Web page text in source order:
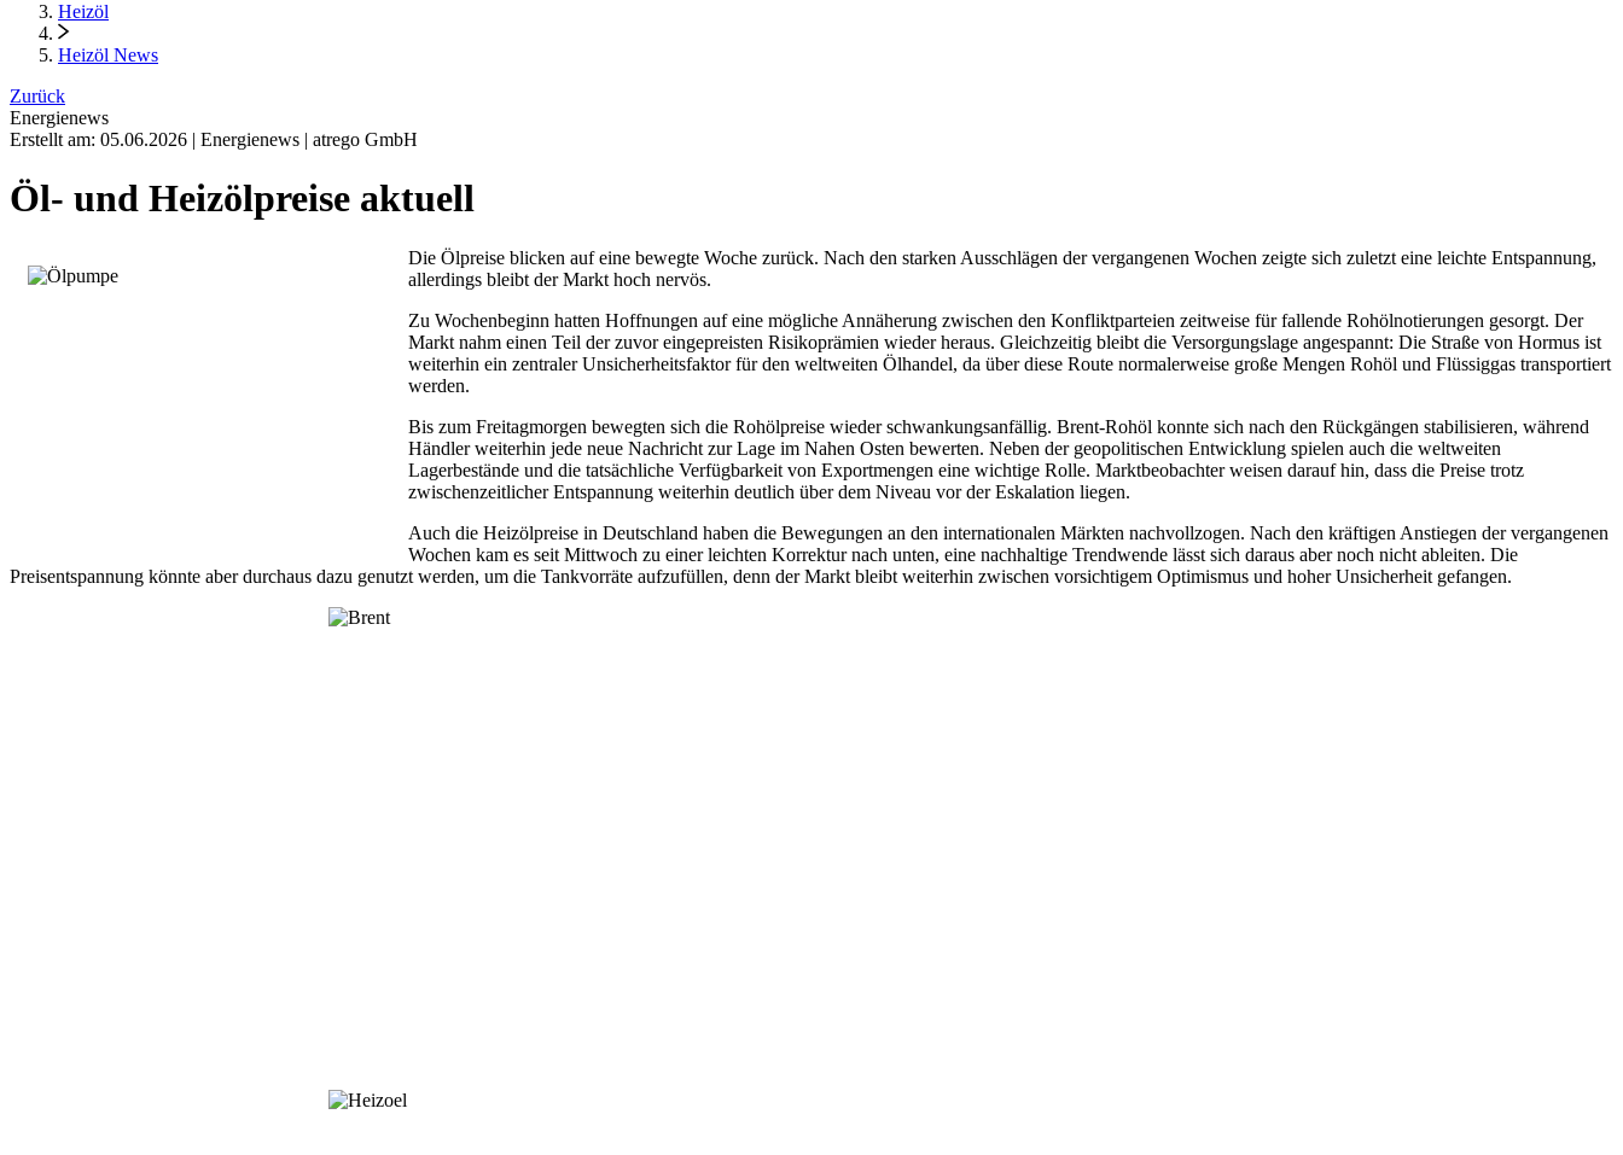
Heizöl
Heizöl News
Zurück
Energienews
Erstellt am: 05.06.2026 | Energienews | atrego GmbH
Öl- und Heizölpreise aktuell
Die Ölpreise blicken auf eine bewegte Woche zurück. Nach den starken Ausschlägen der vergangenen Wochen zeigte sich zuletzt eine leichte Entspannung,
allerdings bleibt der Markt hoch nervös.
Zu Wochenbeginn hatten Hoffnungen auf eine mögliche Annäherung zwischen den Konfliktparteien zeitweise für fallende Rohölnotierungen gesorgt. Der
Markt nahm einen Teil der zuvor eingepreisten Risikoprämien wieder heraus. Gleichzeitig bleibt die Versorgungslage angespannt: Die Straße von Hormus ist
weiterhin ein zentraler Unsicherheitsfaktor für den weltweiten Ölhandel, da über diese Route normalerweise große Mengen Rohöl und Flüssiggas transportiert
werden.
Bis zum Freitagmorgen bewegten sich die Rohölpreise wieder schwankungsanfällig. Brent-Rohöl konnte sich nach den Rückgängen stabilisieren, während
Händler weiterhin jede neue Nachricht zur Lage im Nahen Osten bewerten. Neben der geopolitischen Entwicklung spielen auch die weltweiten
Lagerbestände und die tatsächliche Verfügbarkeit von Exportmengen eine wichtige Rolle. Marktbeobachter weisen darauf hin, dass die Preise trotz
zwischenzeitlicher Entspannung weiterhin deutlich über dem Niveau vor der Eskalation liegen.
Auch die Heizölpreise in Deutschland haben die Bewegungen an den internationalen Märkten nachvollzogen. Nach den kräftigen Anstiegen der vergangenen
Wochen kam es seit Mittwoch zu einer leichten Korrektur nach unten, eine nachhaltige Trendwende lässt sich daraus aber noch nicht ableiten. Die
Preisentspannung könnte aber durchaus dazu genutzt werden, um die Tankvorräte aufzufüllen, denn der Markt bleibt weiterhin zwischen vorsichtigem Optimismus und hoher Unsicherheit gefangen.